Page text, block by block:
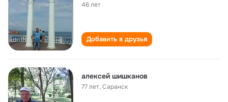
46 лет
Добавить в друзья
алексей шишканов
77 лет,Саранск